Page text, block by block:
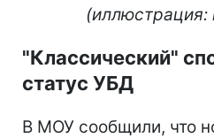
(иллюстрация:
"Классический"
статус УБД
В МОУ сообщили, что